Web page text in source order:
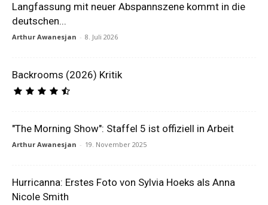
Langfassung mit neuer Abspannszene kommt in die
deutschen...
Arthur Awanesjan - 8. Juli 2026
Backrooms (2026) Kritik
"The Morning Show": Staffel 5 ist offiziell in Arbeit
Arthur Awanesjan - 19. November 2025
Hurricanna: Erstes Foto von Sylvia Hoeks als Anna
Nicole Smith